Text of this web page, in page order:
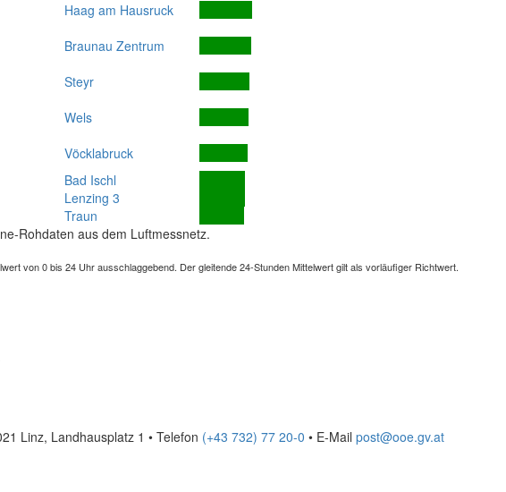
Haag am Hausruck
Braunau Zentrum
Steyr
Wels
Vöcklabruck
Bad Ischl
Lenzing 3
Traun
Rohdaten aus dem Luftmessnetz.
von 0 bis 24 Uhr ausschlaggebend. Der gleitende 24-Stunden Mittelwert gilt als vorläufiger Richtwert.
Linz, Landhausplatz 1 • Telefon (+43 732) 77 20-0 • E-Mail post@ooe.gv.at